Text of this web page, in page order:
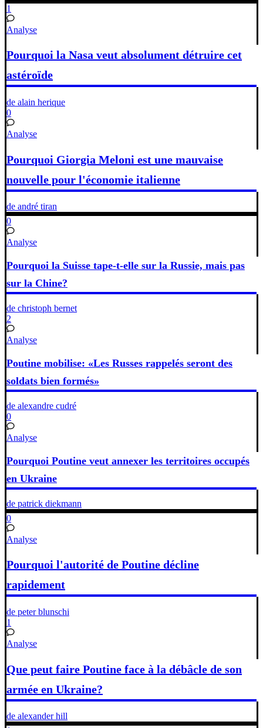
1
Analyse
Pourquoi la Nasa veut absolument détruire cet
astéroïde
de alain herique
0
Analyse
Pourquoi Giorgia Meloni est une mauvaise
nouvelle pour l'économie italienne
de andré tiran
0
Analyse
Pourquoi la Suisse tape-t-elle sur la Russie, mais pas
sur la Chine?
de christoph bernet
2
Analyse
Poutine mobilise: «Les Russes rappelés seront des
soldats bien formés»
de alexandre cudré
0
Analyse
Pourquoi Poutine veut annexer les territoires occupés
en Ukraine
de patrick diekmann
0
Analyse
Pourquoi l'autorité de Poutine décline
rapidement
de peter blunschi
1
Analyse
Que peut faire Poutine face à la débâcle de son
armée en Ukraine?
de alexander hill